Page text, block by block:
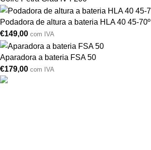
Podadora de altura a bateria HLA 40 45-70º
€149,00 com IVA
Aparadora a bateria FSA 50
€179,00 com IVA